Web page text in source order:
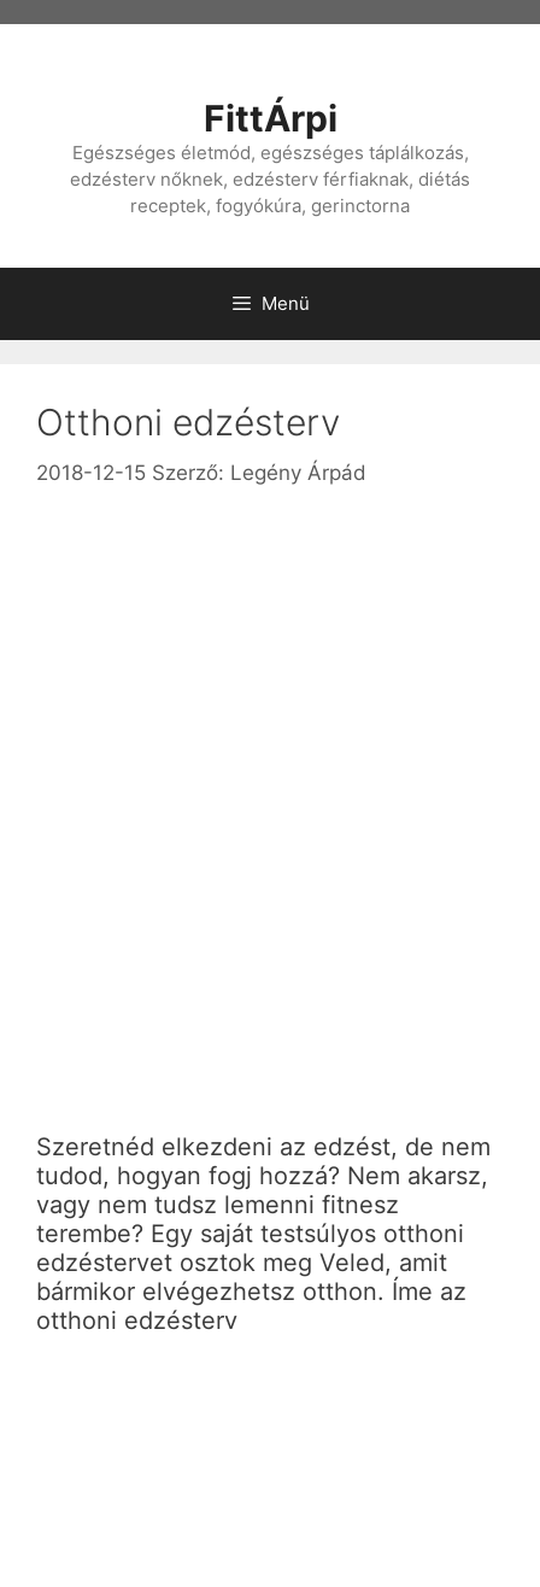
FittÁrpi
Egészséges életmód, egészséges táplálkozás,
edzésterv nőknek, edzésterv férfiaknak, diétás
receptek, fogyókúra, gerinctorna
Menü
Otthoni edzésterv
2018-12-15 Szerző: Legény Árpád
Szeretnéd elkezdeni az edzést, de nem
tudod, hogyan fogj hozzá? Nem akarsz,
vagy nem tudsz lemenni fitnesz
terembe? Egy saját testsúlyos otthoni
edzéstervet osztok meg Veled, amit
bármikor elvégezhetsz otthon. Íme az
otthoni edzésterv